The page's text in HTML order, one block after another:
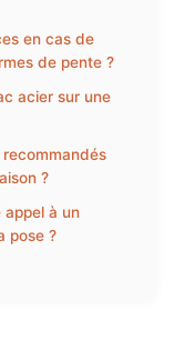
en cas de
de pente ?
acier sur une
?
appel à un
pose ?